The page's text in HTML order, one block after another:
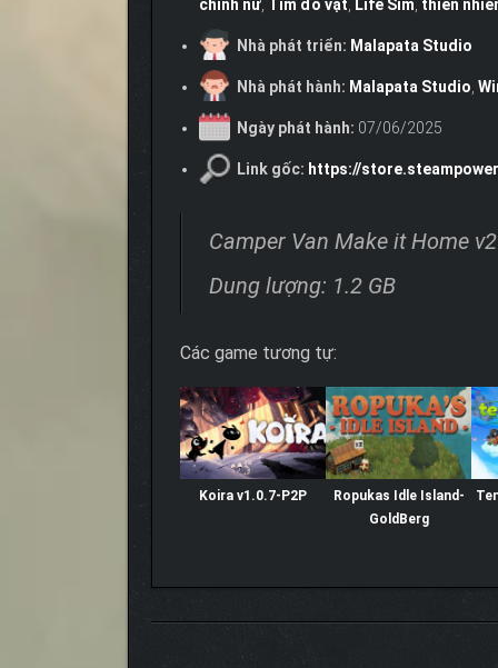
chính nữ, Tìm đồ vật, Life Sim, thiên
Nhà phát triển: Malapata Studio
Nhà phát hành: Malapata Studio,
Ngày phát hành: 07/06/2025
Link gốc: https://
Camper Van Make it Home
Dung lượng: 1.2 GB
Các game tương tự:
Koira v1.0.7-P2P
Ropukas Idle Island-
GoldBerg